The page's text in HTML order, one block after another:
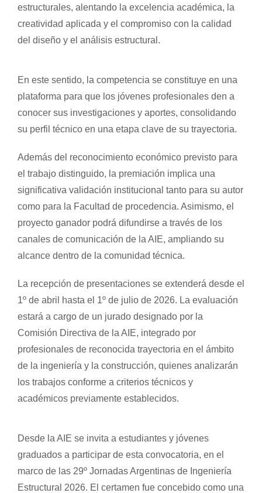
estructurales, alentando la excelencia académica, la
creatividad aplicada y el compromiso con la calidad
del diseño y el análisis estructural.
En este sentido, la competencia se constituye en una
plataforma para que los jóvenes profesionales den a
conocer sus investigaciones y aportes, consolidando
su perfil técnico en una etapa clave de su trayectoria.
Además del reconocimiento económico previsto para
el trabajo distinguido, la premiación implica una
significativa validación institucional tanto para su autor
como para la Facultad de procedencia. Asimismo, el
proyecto ganador podrá difundirse a través de los
canales de comunicación de la AIE, ampliando su
alcance dentro de la comunidad técnica.
La recepción de presentaciones se extenderá desde el
1º de abril hasta el 1º de julio de 2026. La evaluación
estará a cargo de un jurado designado por la
Comisión Directiva de la AIE, integrado por
profesionales de reconocida trayectoria en el ámbito
de la ingeniería y la construcción, quienes analizarán
los trabajos conforme a criterios técnicos y
académicos previamente establecidos.
Desde la AIE se invita a estudiantes y jóvenes
graduados a participar de esta convocatoria, en el
marco de las 29º Jornadas Argentinas de Ingeniería
Estructural 2026. El certamen fue concebido como una